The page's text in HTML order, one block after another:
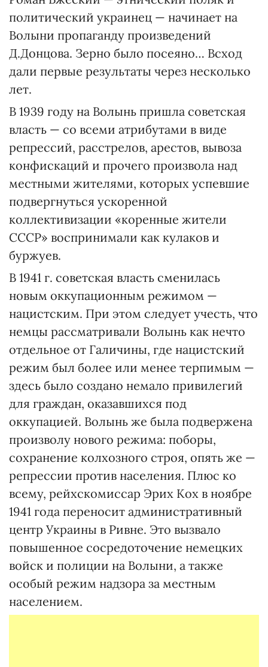
политический украинец — начинает на
Волыни пропаганду произведений
Д.Донцова. Зерно было посеяно… Всход
дали первые результаты через несколько
лет.
В 1939 году на Волынь пришла советская
власть — со всеми атрибутами в виде
репрессий, расстрелов, арестов, вывоза
конфискаций и прочего произвола над
местными жителями, которых успевшие
подвергнуться ускоренной
коллективизации «коренные жители
СССР» воспринимали как кулаков и
буржуев.
В 1941 г. советская власть сменилась
новым оккупационным режимом —
нацистским. При этом следует учесть, что
немцы рассматривали Волынь как нечто
отдельное от Галичины, где нацистский
режим был более или менее терпимым —
здесь было создано немало привилегий
для граждан, оказавшихся под
оккупацией. Волынь же была подвержена
произволу нового режима: поборы,
сохранение колхозного строя, опять же —
репрессии против населения. Плюс ко
всему, рейхскомиссар Эрих Кох в ноябре
1941 года переносит административный
центр Украины в Ривне. Это вызвало
повышенное сосредоточение немецких
войск и полиции на Волыни, а также
особый режим надзора за местным
населением.